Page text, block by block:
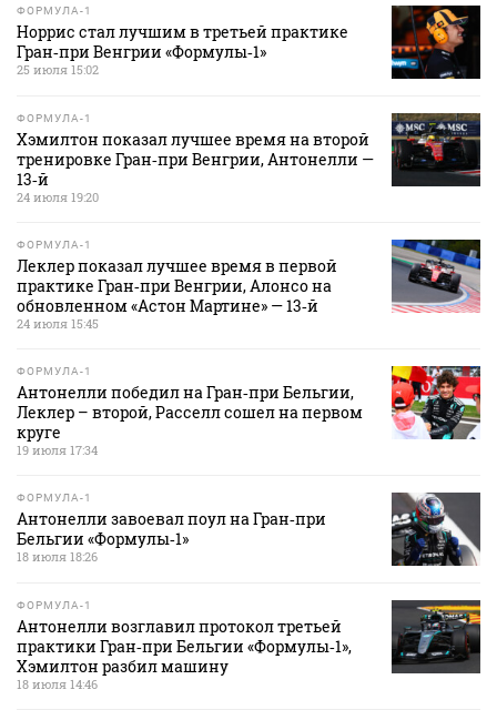
ФОРМУЛА-1
Норрис стал лучшим в третьей практике
Гран‑при Венгрии «Формулы‑1»
25 июля 15:02
ФОРМУЛА-1
Хэмилтон показал лучшее время на второй
тренировке Гран‑при Венгрии, Антонелли —
13‑й
24 июля 19:20
ФОРМУЛА-1
Леклер показал лучшее время в первой
практике Гран‑при Венгрии, Алонсо на
обновленном «Астон Мартине» — 13‑й
24 июля 15:45
ФОРМУЛА-1
Антонелли победил на Гран‑при Бельгии,
Леклер – второй, Расселл сошел на первом
круге
19 июля 17:34
ФОРМУЛА-1
Антонелли завоевал поул на Гран‑при
Бельгии «Формулы‑1»
18 июля 18:26
ФОРМУЛА-1
Антонелли возглавил протокол третьей
практики Гран‑при Бельгии «Формулы‑1»,
Хэмилтон разбил машину
18 июля 14:46